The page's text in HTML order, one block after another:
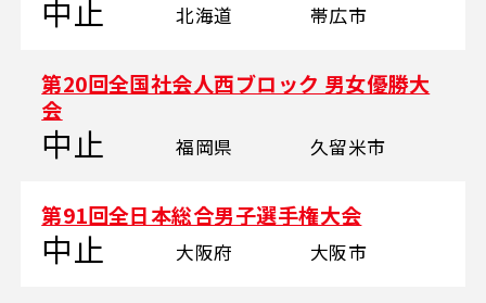
中止 北海道 帯広市
第20回全国社会人西ブロック 男女優勝大
会
中止 福岡県 久留米市
第91回全日本総合男子選手権大会
中止 大阪府 大阪市